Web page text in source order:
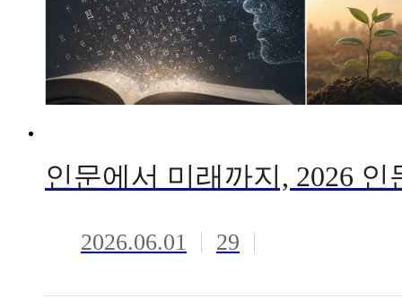
2026.06.01 29